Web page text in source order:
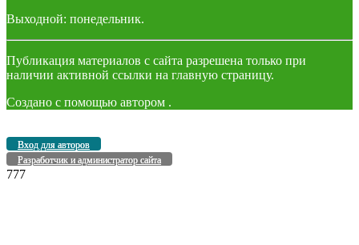
Выходной: понедельник.
Публикация материалов с сайта разрешена только при
наличии активной ссылки на главную страницу.
Создано с помощью автором .
Вход для авторов
Разработчик и администратор сайта
777